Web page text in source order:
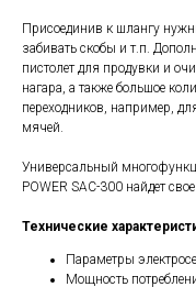
Присоединив к шлангу
забивать скобы и т.п.
пистолет для продувки и
нагара, а также большое
переходников, например,
мячей.
Универсальный
POWER SAC-300 найдет
Технические
Параметры
Мощность